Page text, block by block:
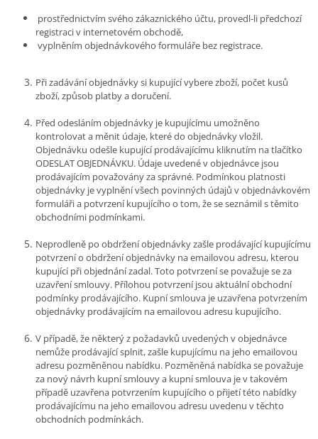
prostřednictvím svého zákaznického účtu, provedl-li předchozí
registraci v internetovém obchodě,
vyplněním objednávkového formuláře bez registrace.
Při zadávání objednávky si kupující vybere zboží, počet kusů
zboží, způsob platby a doručení.
Před odesláním objednávky je kupujícímu umožněno
kontrolovat a měnit údaje, které do objednávky vložil.
Objednávku odešle kupující prodávajícímu kliknutím na tlačítko
ODESLAT OBJEDNÁVKU. Údaje uvedené v objednávce jsou
prodávajícím považovány za správné. Podmínkou platnosti
objednávky je vyplnění všech povinných údajů v objednávkovém
formuláři a potvrzení kupujícího o tom, že se seznámil s těmito
obchodními podmínkami.
Neprodleně po obdržení objednávky zašle prodávající kupujícímu
potvrzení o obdržení objednávky na emailovou adresu, kterou
kupující při objednání zadal. Toto potvrzení se považuje se za
uzavření smlouvy. Přílohou potvrzení jsou aktuální obchodní
podmínky prodávajícího. Kupní smlouva je uzavřena potvrzením
objednávky prodávajícím na emailovou adresu kupujícího.
V případě, že některý z požadavků uvedených v objednávce
nemůže prodávající splnit, zašle kupujícímu na jeho emailovou
adresu pozměněnou nabídku. Pozměněná nabídka se považuje
za nový návrh kupní smlouvy a kupní smlouva je v takovém
případě uzavřena potvrzením kupujícího o přijetí této nabídky
prodávajícímu na jeho emailovou adresu uvedenu v těchto
obchodních podmínkách.